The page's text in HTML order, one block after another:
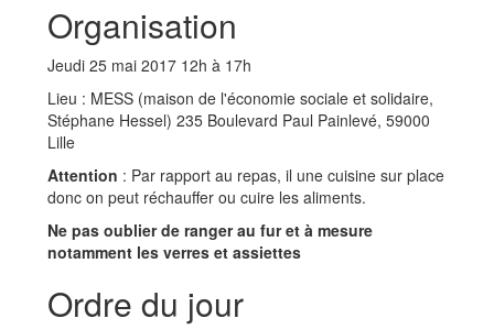
Organisation
Jeudi 25 mai 2017 12h à 17h
Lieu : MESS (maison de l'économie sociale et solidaire,
Stéphane Hessel) 235 Boulevard Paul Painlevé, 59000
Lille
Attention : Par rapport au repas, il une cuisine sur place
donc on peut réchauffer ou cuire les aliments.
Ne pas oublier de ranger au fur et à mesure
notamment les verres et assiettes
Ordre du jour